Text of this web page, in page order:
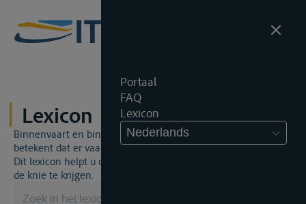
Portaal
FAQ
Lexicon
Nederlands
Lexicon
Binnenvaart en binnenvaartrecht is een unieke wereld. Dat
betekent dat er vaak een specifiek vakjargon gebruikt wordt.
Dit lexicon helpt u om een aantal broodnodige termen onder
de knie te krijgen.